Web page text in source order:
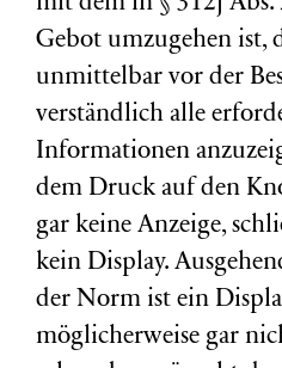
Gebot umzugehen ist,
unmittelbar vor der
verständlich alle
Informationen
dem Druck auf den
gar keine Anzeige,
kein Display.
der Norm ist ein
möglicherweise gar